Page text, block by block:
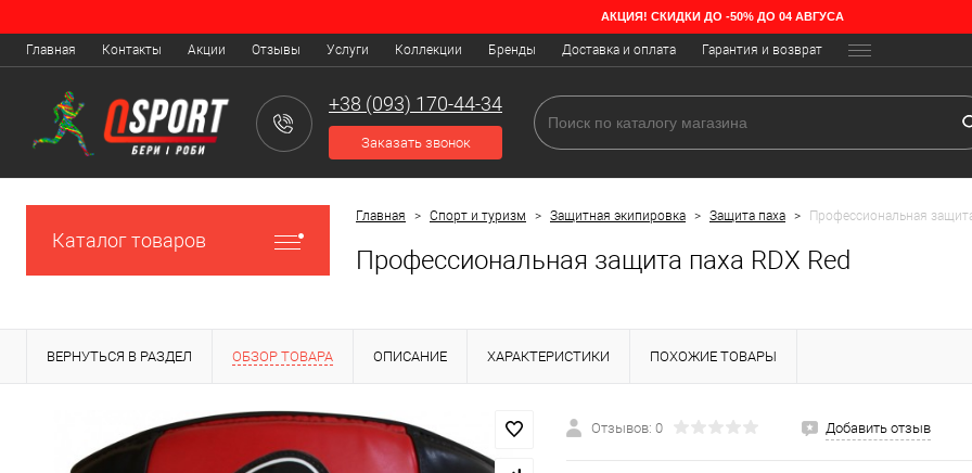
АКЦИЯ! СКИДКИ ДО -50% ДО 04 АВГУСА
Главная Контакты Акции Отзывы Услуги Коллекции Бренды Доставка и оплата Гарантия и возврат
+38 (093) 170-44-34
Заказать звонок
Каталог товаров
Главная > Спорт и туризм > Защитная экипировка > Защита паха > Профессиональная
Профессиональная защита паха RDX Red
ВЕРНУТЬСЯ В РАЗДЕЛ ОБЗОР ТОВАРА ОПИСАНИЕ ХАРАКТЕРИСТИКИ ПОХОЖИЕ ТОВАРЫ
Отзывов: 0 Добавить отзыв